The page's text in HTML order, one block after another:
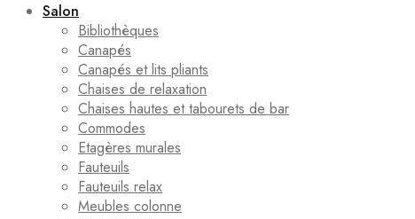
Salon
Bibliothèques
Canapés
Canapés et lits pliants
Chaises de relaxation
Chaises hautes et tabourets de bar
Commodes
Etagères murales
Fauteuils
Fauteuils relax
Meubles colonne